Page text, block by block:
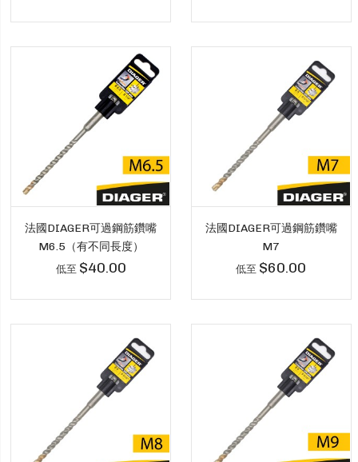
法國DIAGER可過鋼筋鑽嘴
M6.5（有不同長度）
低至 $40.00
法國DIAGER可過鋼筋鑽嘴
M7
低至 $60.00